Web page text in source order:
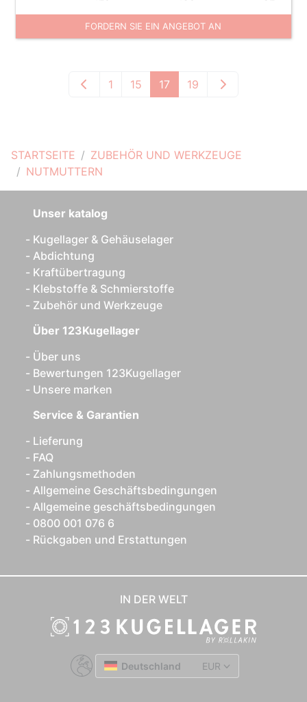
STARTSEITE
ZUBEHÖR UND WERKZEUGE
NUTMUTTERN
FORDERN SIE EIN ANGEBOT AN
1 15 17 19
Unser katalog
Kugellager & Gehäuselager
Abdichtung
Kraftübertragung
Klebstoffe & Schmierstoffe
Zubehör und Werkzeuge
Über 123Kugellager
Über uns
Bewertungen 123Kugellager
Unsere marken
Service & Garantien
Lieferung
FAQ
Zahlungsmethoden
Allgemeine Geschäftsbedingungen
Allgemeine geschäftsbedingungen
0800 001 076 6
Rückgaben und Erstattungen
IN DER WELT
Deutschland EUR